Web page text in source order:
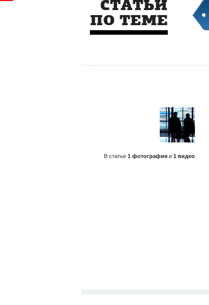
СТАТЬИ
ПО ТЕМЕ
В статье 1 фотография и 1 видео